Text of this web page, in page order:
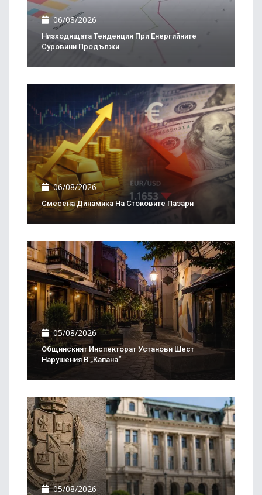
06/08/2026
Низходящата Тенденция При Енергийните
Суровини Продължи
06/08/2026
Смесена Динамика На Стоковите Пазари
05/08/2026
Общинският Инспекторат Установи Шест
Нарушения В „Капана“
05/08/2026